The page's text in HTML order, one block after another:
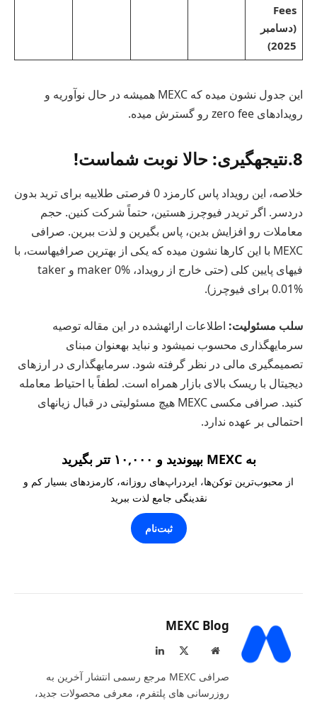
Fees
(دسامبر
2025)
این جدول نشون میده که MEXC همیشه در حال نوآوریه و
رویدادهای zero fee رو گسترش میده.
8.نتیجهگیری: حالا نوبت شماست!
خلاصه، این رویداد پاس کارمزد 0 فرصتی طلاییه برای ترید بدون
دردسر. اگر تریدر فیوچرز هستین، حتماً شرکت کنین. حجم
معاملات رو افزایش بدین، پاس بگیرین و لذت ببرین. صرافی
MEXC با این کارها نشون میده که یکی از بهترین صرافیهاست، با
فیهای پایین کلی (حتی خارج از رویداد، maker 0% و taker
0.01% برای فیوچرز).
سلب مسئولیت: اطلاعات ارائهشده در این مقاله توصیه
سرمایهگذاری محسوب نمیشود و نباید بهعنوان مبنای
تصمیمگیری مالی در نظر گرفته شود. سرمایهگذاری در ارزهای
دیجیتال با ریسک بالای بازار همراه است. لطفاً با احتیاط معامله
کنید. صرافی مکسی MEXC هیچ مسئولیتی در قبال زیانهای
احتمالی بر عهده ندارد.
به MEXC بپیوندید و ۱۰,۰۰۰ تتر بگیرید
از محبوب‌ترین توکن‌ها، ایردراپ‌های روزانه، کارمزدهای بسیار کم و
نقدینگی جامع لذت ببرید
ثبت‌نام
MEXC Blog
Website
LinkedIn
صرافی MEXC مرجع رسمی انتشار آخرین به‌
روزرسانی‌ های پلتفرم، معرفی محصولات جدید،